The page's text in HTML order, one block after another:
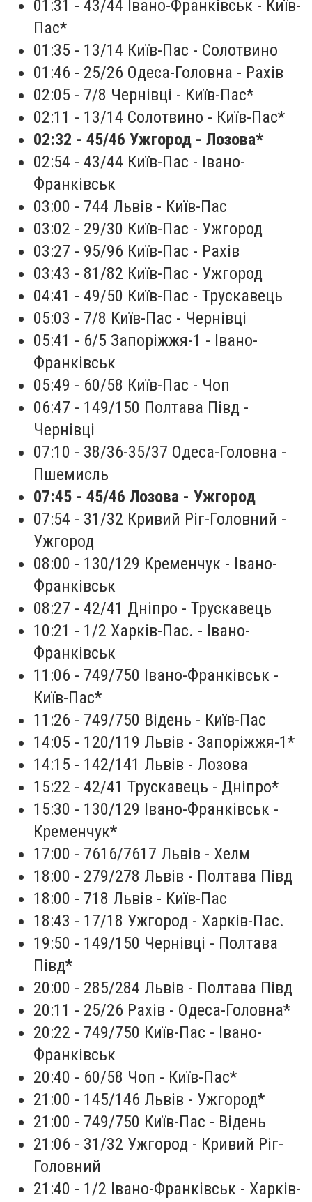
01:31 - 43/44 Івано-Франківськ - Київ-
Пас*
01:35 - 13/14 Київ-Пас - Солотвино
01:46 - 25/26 Одеса-Головна - Рахів
02:05 - 7/8 Чернівці - Київ-Пас*
02:11 - 13/14 Солотвино - Київ-Пас*
02:32 - 45/46 Ужгород - Лозова*
02:54 - 43/44 Київ-Пас - Івано-
Франківськ
03:00 - 744 Львів - Київ-Пас
03:02 - 29/30 Київ-Пас - Ужгород
03:27 - 95/96 Київ-Пас - Рахів
03:43 - 81/82 Київ-Пас - Ужгород
04:41 - 49/50 Київ-Пас - Трускавець
05:03 - 7/8 Київ-Пас - Чернівці
05:41 - 6/5 Запоріжжя-1 - Івано-
Франківськ
05:49 - 60/58 Київ-Пас - Чоп
06:47 - 149/150 Полтава Півд -
Чернівці
07:10 - 38/36-35/37 Одеса-Головна -
Пшемисль
07:45 - 45/46 Лозова - Ужгород
07:54 - 31/32 Кривий Ріг-Головний -
Ужгород
08:00 - 130/129 Кременчук - Івано-
Франківськ
08:27 - 42/41 Дніпро - Трускавець
10:21 - 1/2 Харків-Пас. - Івано-
Франківськ
11:06 - 749/750 Івано-Франківськ -
Київ-Пас*
11:26 - 749/750 Відень - Київ-Пас
14:05 - 120/119 Львів - Запоріжжя-1*
14:15 - 142/141 Львів - Лозова
15:22 - 42/41 Трускавець - Дніпро*
15:30 - 130/129 Івано-Франківськ -
Кременчук*
17:00 - 7616/7617 Львів - Хелм
18:00 - 279/278 Львів - Полтава Півд
18:00 - 718 Львів - Київ-Пас
18:43 - 17/18 Ужгород - Харків-Пас.
19:50 - 149/150 Чернівці - Полтава
Півд*
20:00 - 285/284 Львів - Полтава Півд
20:11 - 25/26 Рахів - Одеса-Головна*
20:22 - 749/750 Київ-Пас - Івано-
Франківськ
20:40 - 60/58 Чоп - Київ-Пас*
21:00 - 145/146 Львів - Ужгород*
21:00 - 749/750 Київ-Пас - Відень
21:06 - 31/32 Ужгород - Кривий Ріг-
Головний
21:40 - 1/2 Івано-Франківськ - Харків-